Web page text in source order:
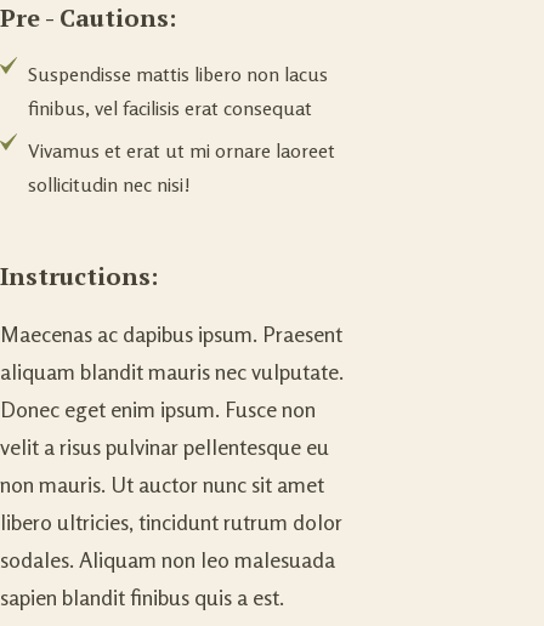
Pre - Cautions:
Suspendisse mattis libero non lacus
finibus, vel facilisis erat consequat
Vivamus et erat ut mi ornare laoreet
sollicitudin nec nisi!
Instructions:
Maecenas ac dapibus ipsum. Praesent
aliquam blandit mauris nec vulputate.
Donec eget enim ipsum. Fusce non
velit a risus pulvinar pellentesque eu
non mauris. Ut auctor nunc sit amet
libero ultricies, tincidunt rutrum dolor
sodales. Aliquam non leo malesuada
sapien blandit finibus quis a est.